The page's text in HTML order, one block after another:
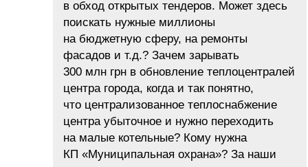
в обход открытых тендеров. Может здесь
поискать нужные миллионы
на бюджетную сферу, на ремонты
фасадов и т.д.? Зачем зарывать
300 млн грн в обновление теплоцентралей
центра города, когда и так понятно,
что централизованное теплоснабжение
центра убыточное и нужно переходить
на малые котельные? Кому нужна
КП «Муниципальная охрана»? За наши